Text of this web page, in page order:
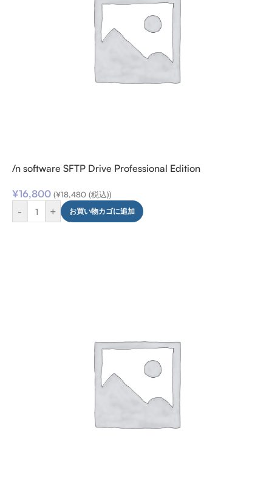
/n software SFTP Drive Professional Edition
¥16,800 (¥18,480 (税込))
- + お買い物カゴに追加